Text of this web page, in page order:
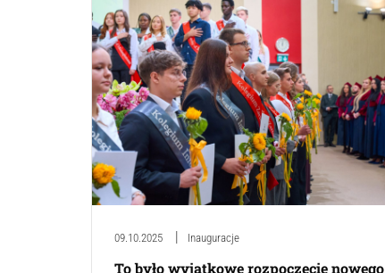
09.10.2025 Inauguracje
To było wyjątkowe rozpoczęcie nowego